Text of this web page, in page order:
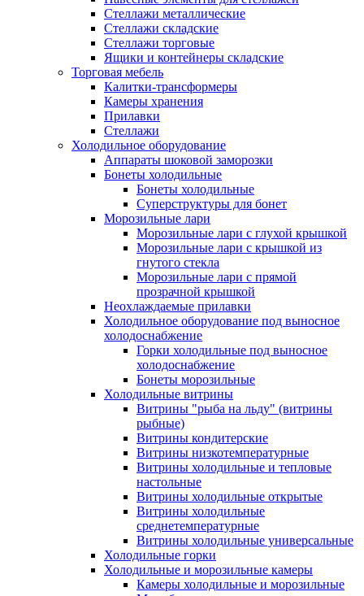
Стеллажи металлические
Стеллажи складские
Стеллажи торговые
Ящики и контейнеры складские
Торговая мебель
Калитки-трансформеры
Камеры хранения
Прилавки
Стеллажи
Холодильное оборудование
Аппараты шоковой заморозки
Бонеты холодильные
Бонеты холодильные
Суперструктуры для бонет
Морозильные лари
Морозильные лари с глухой крышкой
Морозильные лари с крышкой из
гнутого стекла
Морозильные лари с прямой
прозрачной крышкой
Неохлаждаемые прилавки
Холодильное оборудование под выносное
холодоснабжение
Горки холодильные под выносное
холодоснабжение
Бонеты морозильные
Холодильные витрины
Витрины "рыба на льду" (витрины
рыбные)
Витрины кондитерские
Витрины низкотемпературные
Витрины холодильные и тепловые
настольные
Витрины холодильные открытые
Витрины холодильные
среднетемпературные
Витрины холодильные универсальные
Холодильные горки
Холодильные и морозильные камеры
Камеры холодильные и морозильные